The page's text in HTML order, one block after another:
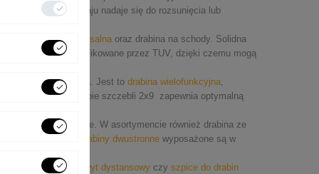
W zależności od rodzaju nadaje się do rozsunięcia lub
2 częściowa uniwersalna oraz drabina na schody. Solidna
EN-131 oraz certyfikowane przez TUV, dzięki czemu mogą
drabina wolnostojąca. Jest to drabina wielofunkcyjna
wysuwanao liczbie szczebli 2x9 zapewnia optymalną
z linii Forte. W asortymencie również drabina ze
drabiny dwustronne wyposażone są w
uchwyt dachowy, uchwyt dystansowy czy szpice do drabin